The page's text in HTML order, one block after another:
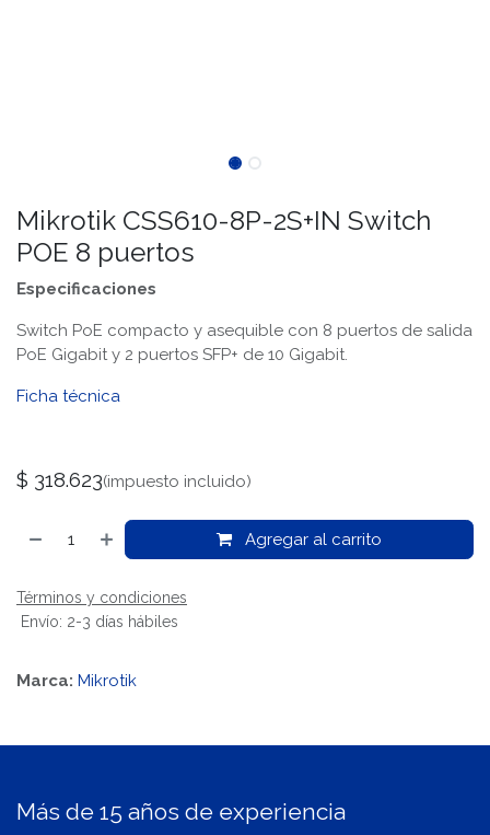
Mikrotik CSS610-8P-2S+IN Switch
POE 8 puertos
Especificaciones
Switch PoE compacto y asequible con 8 puertos de salida
PoE Gigabit y 2 puertos SFP+ de 10 Gigabit.
Ficha técnica
$ 318.623(impuesto incluido)
Agregar al carrito
Términos y condiciones
Envío: 2-3 días hábiles
Marca: Mikrotik
Más de 15 años de experiencia